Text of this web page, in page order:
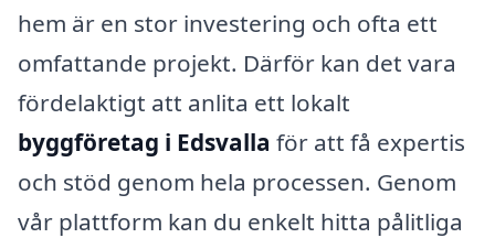
hem är en stor investering och ofta ett
omfattande projekt. Därför kan det vara
fördelaktigt att anlita ett lokalt
byggföretag i Edsvalla för att få expertis
och stöd genom hela processen. Genom
vår plattform kan du enkelt hitta pålitliga